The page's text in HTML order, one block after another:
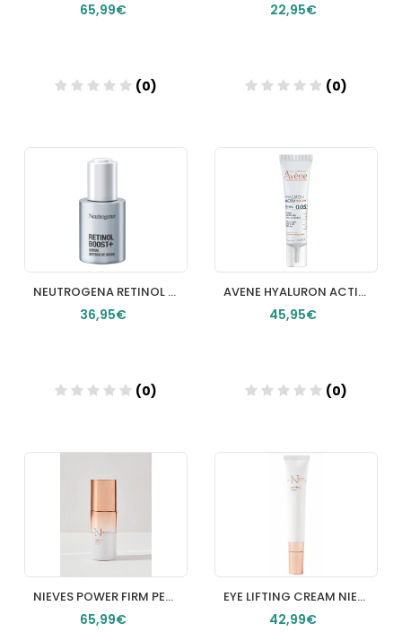
65,99€
(0)
Añadir
22,95€
(0)
Añadir
NEUTROGENA RETINOL BOOST+ SERUM INTENSO DE NOCHE 1 ENVASE 30 ML
36,95€
(0)
AVENE HYALURON ACTIV PROCEDURE CREMA MICROLIFT OJOS & LABIOS 1 ENVASE 15 ML
45,95€
(0)
Añadir
NIEVES POWER FIRM PEPTIDE SERUM 30ML
65,99€
EYE LIFTING CREAM NIEVES BY NIEVES ALVAREZ 1 ENVASE 15 ML
42,99€